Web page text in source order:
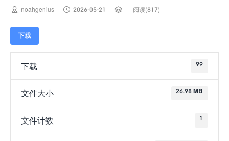
 noahgenius  2026-05-21  阅读(817)
下载
下载 99
文件大小 26.98 MB
文件计数 1